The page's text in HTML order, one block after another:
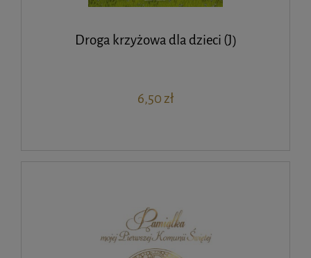
Droga krzyżowa dla dzieci (J)
6,50 zł